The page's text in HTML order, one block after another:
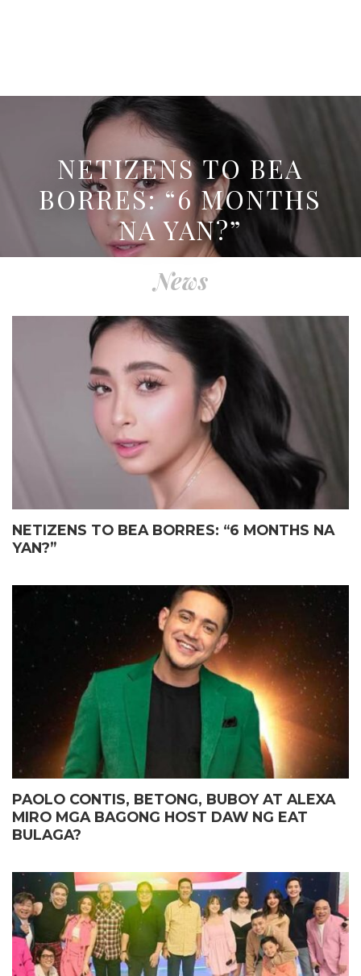
NETIZENS TO BEA
BORRES: “6 MONTHS
NA YAN?”
News
NETIZENS TO BEA BORRES: “6 MONTHS NA
YAN?”
PAOLO CONTIS, BETONG, BUBOY AT ALEXA
MIRO MGA BAGONG HOST DAW NG EAT
BULAGA?